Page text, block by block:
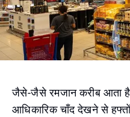
जैसे-जैसे रमजान करीब आता
आधिकारिक चाँद देखने से